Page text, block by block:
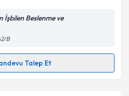
işlenmesine ilişkinAydınlatma
ve kişisel verilerimin belirtilen
kabul ediyorum.
İşbilen Beslenme ve
B
Talep Et
Talebi